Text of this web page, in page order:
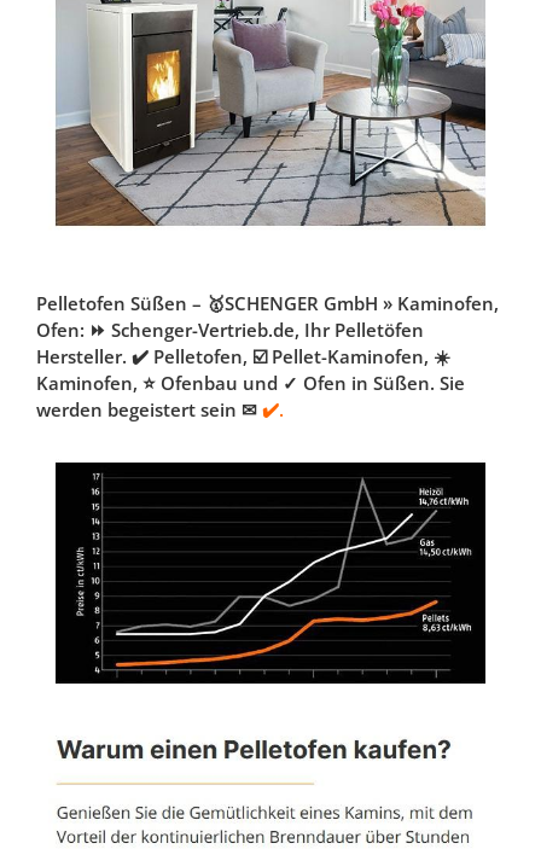
Pelletofen Süßen – 🥇SCHENGER GmbH » Kaminofen,
Ofen: ⏩ Schenger-Vertrieb.de, Ihr Pelletöfen
Hersteller. ✔️ Pelletofen, ☑️ Pellet-Kaminofen, ☀️
Kaminofen, ⭐ Ofenbau und ✓ Ofen in Süßen. Sie
werden begeistert sein ✉ ✔️.